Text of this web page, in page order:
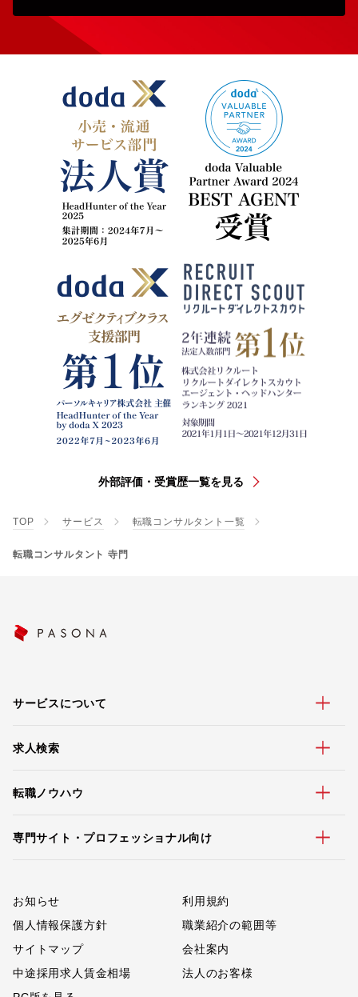
外部評価・受賞歴一覧を見る
TOP サービス 転職コンサルタント一覧
転職コンサルタント 寺門
サービスについて
求人検索
転職ノウハウ
専門サイト・プロフェッショナル向け
お知らせ
利用規約
個人情報保護方針
職業紹介の範囲等
サイトマップ
会社案内
中途採用求人賃金相場
法人のお客様